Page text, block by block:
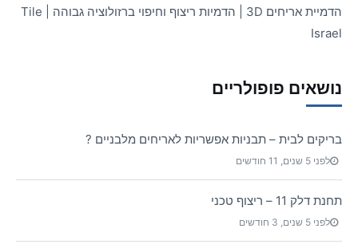
הדמיית אריחים 3D | הדמיות ריצוף וחיפוי ברזולוציה גבוהה | Tile
Israel
נושאים פופולריים
בריקים לבית – תבניות אפשריות לאריחים מלבניים ?
לפני 5 שנים, 11 חודשים
תחנת דלק 11 – ריצוף טכני
לפני 5 שנים, 3 חודשים